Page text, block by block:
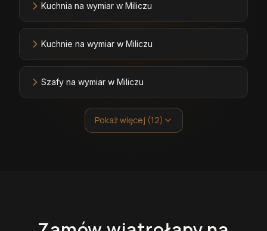
Kuchnia na wymiar w Miliczu
Kuchnie na wymiar w Miliczu
Szafy na wymiar w Miliczu
Pokaż więcej (12)